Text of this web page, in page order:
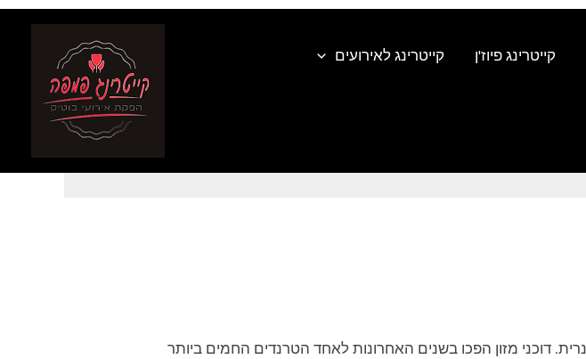
קייטרינג פיוז'ן קייטרינג לאירועים
קייטרינג גורמה לאירועים קטנים
דוכני מזון הפכו בשנים האחרונות לאחד הטרנדים החמים ביותר